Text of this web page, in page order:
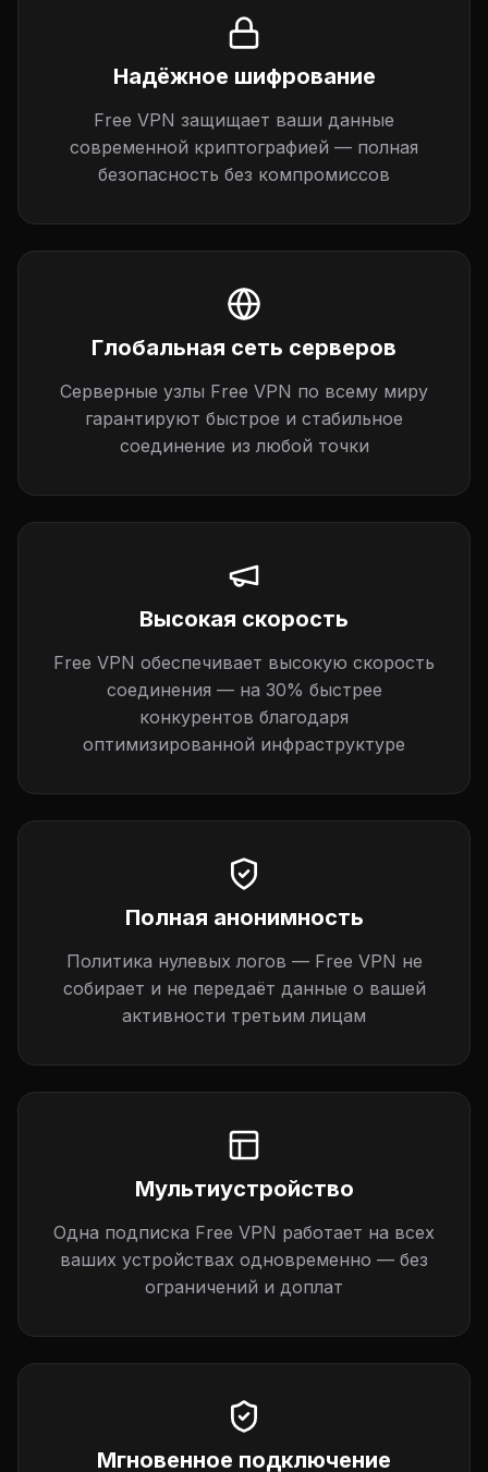
Надёжное шифрование
Free VPN защищает ваши данные
современной криптографией — полная
безопасность без компромиссов
Глобальная сеть серверов
Серверные узлы Free VPN по всему миру
гарантируют быстрое и стабильное
соединение из любой точки
Высокая скорость
Free VPN обеспечивает высокую скорость
соединения — на 30% быстрее
конкурентов благодаря
оптимизированной инфраструктуре
Полная анонимность
Политика нулевых логов — Free VPN не
собирает и не передаёт данные о вашей
активности третьим лицам
Мультиустройство
Одна подписка Free VPN работает на всех
ваших устройствах одновременно — без
ограничений и доплат
Мгновенное подключение